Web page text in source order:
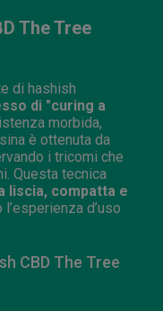
The Tree
di hashish
di "curing a
morbida,
è ottenuta da
i tricomi che
Questa tecnica
liscia, compatta e
l’esperienza d’uso
CBD The Tree